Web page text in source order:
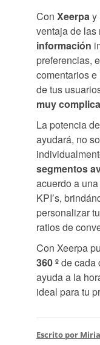
Con Xeerpay
ventaja de las
información
preferencias,
comentarios
de tus
muy
La potencia
ayudará, no
segmentos
acuerdo a
KPI’s,
personalizar
ratios de
Con Xeerpa
360 ºde cada
ayuda a la
ideal para tu
Escrito por